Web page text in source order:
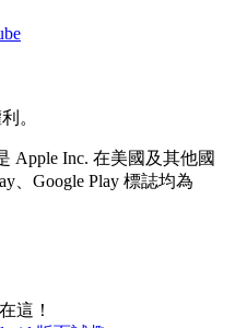
。
Apple Inc. 在美國及其他國
、Google Play 標誌均為
這！